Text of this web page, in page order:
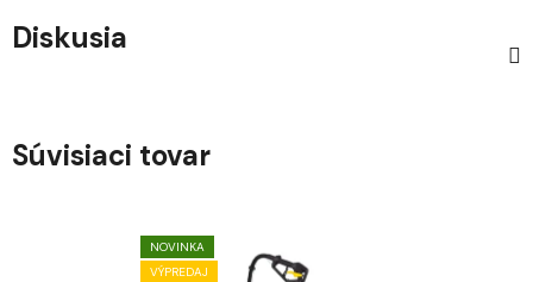
Diskusia
Súvisiaci tovar
NOVINKA
VÝPREDAJ